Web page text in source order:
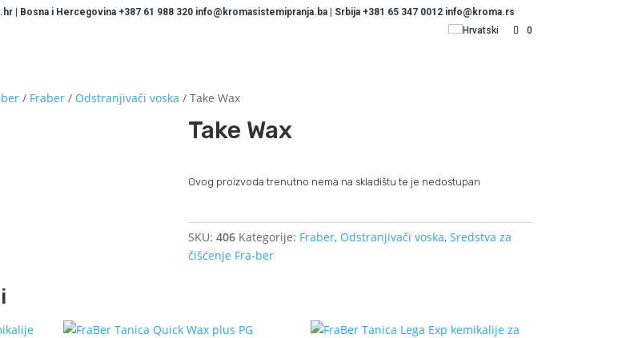
| Bosna i Hercegovina +387 61 988 320 info@kromasistemipranja.ba | Srbija +381 65 347 0012 info@kroma.rs
Hrvatski
0
/ Fraber/ Odstranjivači voska / Take Wax
Take Wax
Ovog proizvoda trenutno nema na skladištu te je nedostupan
SKU:406 Kategorije: Fraber, Odstranjivači voska,Sredstva za
čišćenje Fra-ber